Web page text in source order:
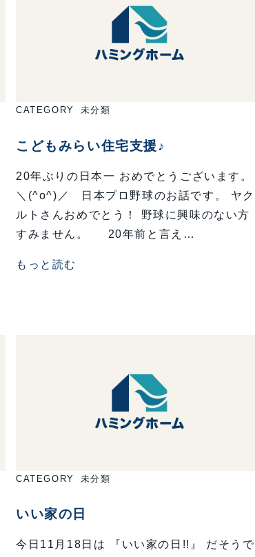
CATEGORY 未分類
こどもみらい住宅支援♪
20年ぶりの日本一 おめでとうございます。
＼(^o^)／ 日本プロ野球のお話です。 ヤク
ルトさんおめでとう！ 野球に興味のない方
すみません。 20年前と言え…
もっと読む
CATEGORY 未分類
いい家の日
今日11月18日は 『いい家の日!!』 だそうで